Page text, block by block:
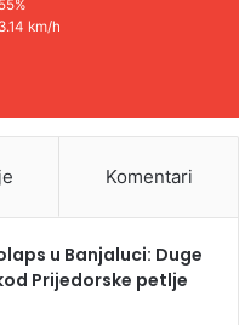
55%
3.14 km/h
Komentari
u Banjaluci: Duge
Prijedorske petlje